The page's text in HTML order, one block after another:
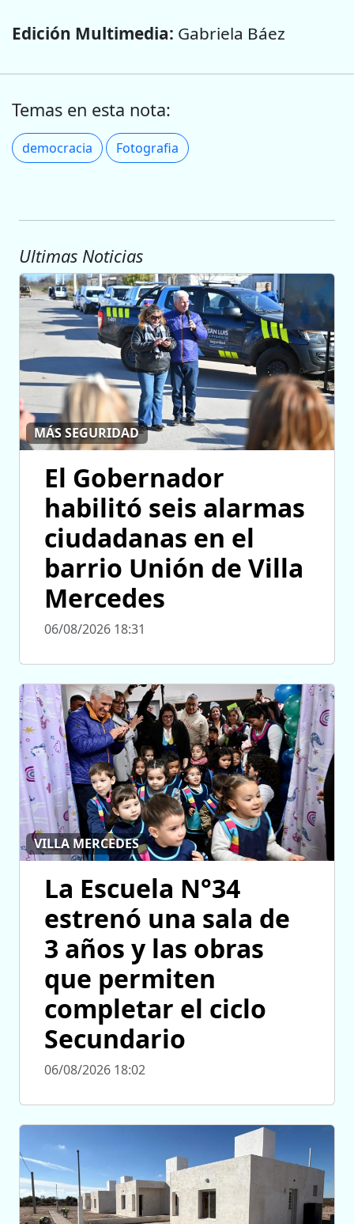
Edición Multimedia: Gabriela Báez
Temas en esta nota:
democracia Fotografia
Ultimas Noticias
MÁS SEGURIDAD
El Gobernador
habilitó seis alarmas
ciudadanas en el
barrio Unión de Villa
Mercedes
06/08/2026 18:31
VILLA MERCEDES
La Escuela N°34
estrenó una sala de
3 años y las obras
que permiten
completar el ciclo
Secundario
06/08/2026 18:02